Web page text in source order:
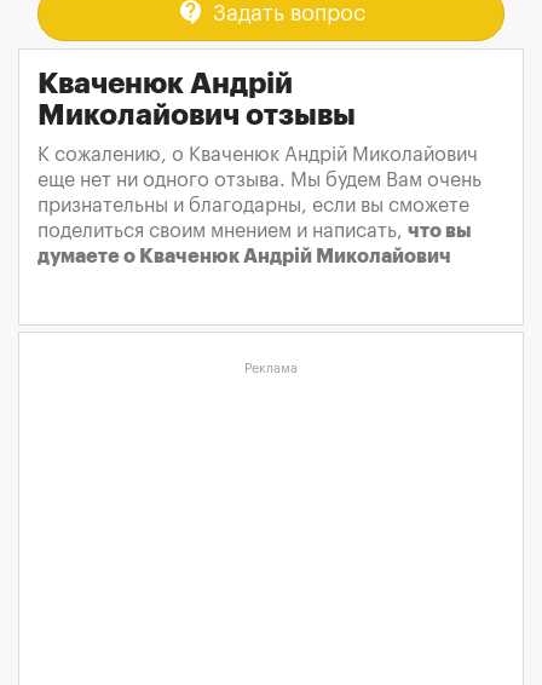
contact_support Задать вопрос
Кваченюк Андрій
Миколайович отзывы
К сожалению, о Кваченюк Андрій Миколайович
еще нет ни одного отзыва. Мы будем Вам очень
признательны и благодарны, если вы сможете
поделиться своим мнением и написать, что вы
думаете о Кваченюк Андрій Миколайович
Реклама